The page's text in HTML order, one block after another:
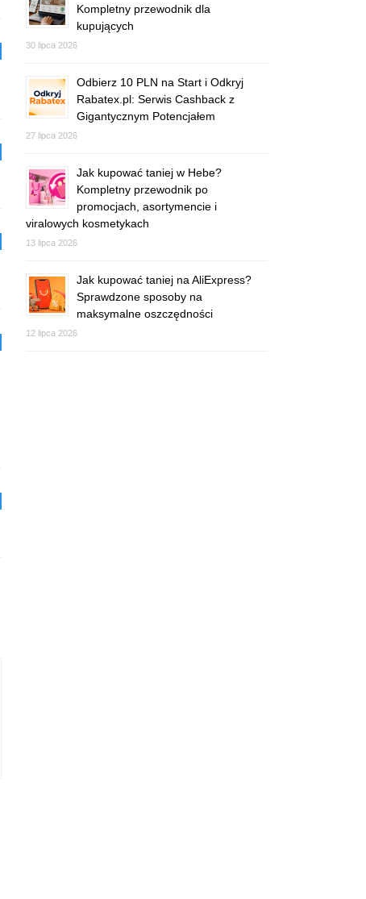
Kompletny przewodnik dla
kupujących
30 lipca 2026
Odbierz 10 PLN na Start i Odkryj
Rabatex.pl: Serwis Cashback z
Gigantycznym Potencjałem
27 lipca 2026
Jak kupować taniej w Hebe?
Kompletny przewodnik po
promocjach, asortymencie i
viralowych kosmetykach
13 lipca 2026
Jak kupować taniej na AliExpress?
Sprawdzone sposoby na
maksymalne oszczędności
12 lipca 2026